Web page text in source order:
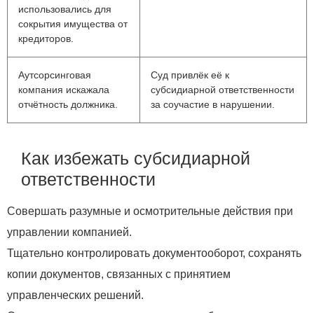
использовались для
сокрытия имущества от
кредиторов.
Аутсорсинговая
компания искажала
отчётность должника.
Суд привлёк её к
субсидиарной ответственности
за соучастие в нарушении.
Как избежать субсидиарной
ответственности
Совершать разумные и осмотрительные действия при
управлении компанией.
Тщательно контролировать документооборот, сохранять
копии документов, связанных с принятием
управленческих решений.